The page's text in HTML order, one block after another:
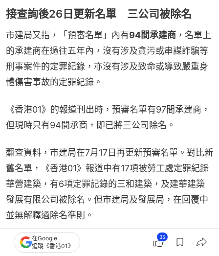
接查詢後26日更新名單 三公司被除名
市建局又指，「預審名單」內有94間承建商 ，名單上
的承建商在過往五年內，沒有涉及貪污或串謀詐騙等
刑事案件的定罪紀錄，亦沒有涉及致命或導致嚴重身
體傷害事故的定罪紀錄。
《香港01》的報道刊出時，預審名單有97間承建商，
但現時只有94間承商，即已將三公司除名。
翻查資料，市建局在7月17日再更新預審名單。對比新
舊名單，《香港01》報道中有17項被勞工處定罪紀錄
華營建築，有6項定罪記錄的三和建築，及建華建築
發展有限公司被除名。但市建局及發展局，在回覆中
並無解釋過除名準則。
發展局稱，正與市建局敲定加強版「招標妥」服務的
在Google
追蹤《香港01》
35